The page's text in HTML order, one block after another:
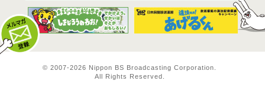
© 2007-2026 Nippon BS Broadcasting Corporation.
All Rights Reserved.